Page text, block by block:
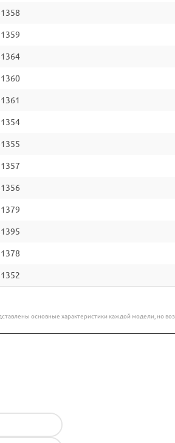
основные характеристики каждой модели, но